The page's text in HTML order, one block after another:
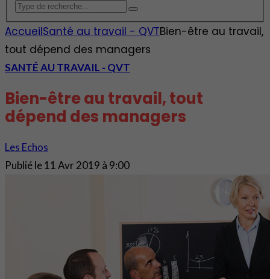
AccueilSanté au travail - QVTBien-être au travail,
tout dépend des managers
SANTÉ AU TRAVAIL - QVT
Bien-être au travail, tout
dépend des managers
Les Echos
Publié le11 Avr 2019 à 9:00